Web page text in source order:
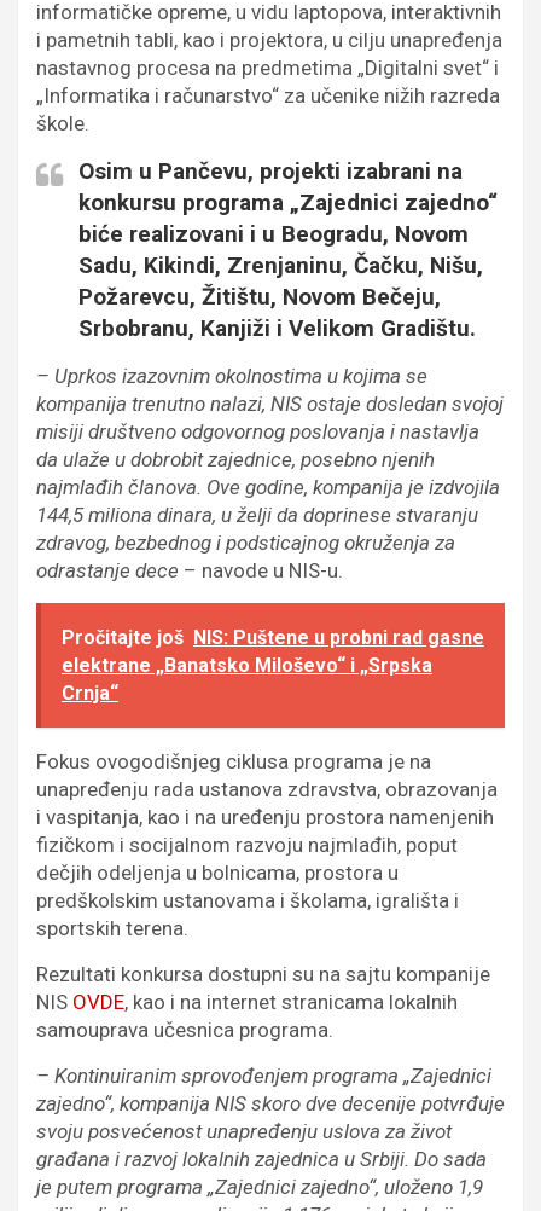
informatičke opreme, u vidu laptopova, interaktivnih
i pametnih tabli, kao i projektora, u cilju unapređenja
nastavnog procesa na predmetima „Digitalni svet“ i
„Informatika i računarstvo“ za učenike nižih razreda
škole.
Osim u Pančevu, projekti izabrani na
konkursu programa „Zajednici zajedno“
biće realizovani i u Beogradu, Novom
Sadu, Kikindi, Zrenjaninu, Čačku, Nišu,
Požarevcu, Žitištu, Novom Bečeju,
Srbobranu, Kanjiži i Velikom Gradištu.
– Uprkos izazovnim okolnostima u kojima se
kompanija trenutno nalazi, NIS ostaje dosledan svojoj
misiji društveno odgovornog poslovanja i nastavlja
da ulaže u dobrobit zajednice, posebno njenih
najmlađih članova. Ove godine, kompanija je izdvojila
144,5 miliona dinara, u želji da doprinese stvaranju
zdravog, bezbednog i podsticajnog okruženja za
odrastanje dece – navode u NIS-u.
Pročitajte još NIS: Puštene u probni rad gasne
elektrane „Banatsko Miloševo“ i „Srpska
Crnja“
Fokus ovogodišnjeg ciklusa programa je na
unapređenju rada ustanova zdravstva, obrazovanja
i vaspitanja, kao i na uređenju prostora namenjenih
fizičkom i socijalnom razvoju najmlađih, poput
dečjih odeljenja u bolnicama, prostora u
predškolskim ustanovama i školama, igrališta i
sportskih terena.
Rezultati konkursa dostupni su na sajtu kompanije
NIS OVDE, kao i na internet stranicama lokalnih
samouprava učesnica programa.
– Kontinuiranim sprovođenjem programa „Zajednici
zajedno“, kompanija NIS skoro dve decenije potvrđuje
svoju posvećenost unapređenju uslova za život
građana i razvoj lokalnih zajednica u Srbiji. Do sada
je putem programa „Zajednici zajedno“, uloženo 1,9